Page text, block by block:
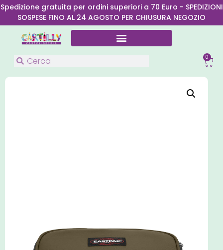
Spedizione gratuita per ordini superiori a 70 Euro - SPEDIZIONI
SOSPESE FINO AL 24 AGOSTO PER CHIUSURA NEGOZIO
0